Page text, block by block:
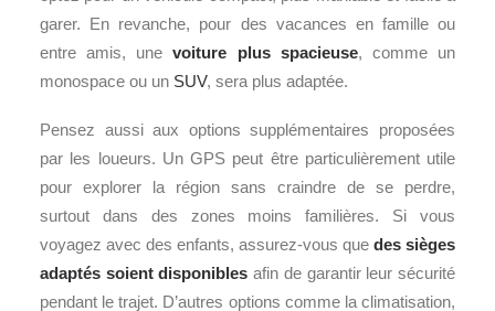
garer. En revanche, pour des vacances en famille ou
entre amis, unevoiture plus spacieuse, comme un
monospace ou un SUV, sera plus adaptée.
Pensez aussi aux options supplémentaires proposées
par les loueurs. Un GPS peut être particulièrement utile
pour explorer la région sans craindre de se perdre,
surtout dans des zones moins familières. Si vous
voyagez avec des enfants, assurez-vous que des sièges
adaptés soient disponibles afin de garantir leur sécurité
pendant le trajet. D’autres options comme la climatisation,